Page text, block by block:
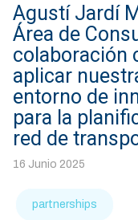
Agustí Jardí
Área de
colaboración
aplicar
entorno de
para la
red de
16 Junio 2025
partnerships